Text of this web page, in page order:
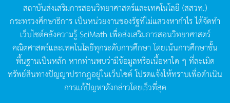
สถาบันส่งเสริมการสอนวิทยาศาสตร์และเทคโนโลยี (สสวท.)
กระทรวงศึกษาธิการ เป็นหน่วยงานของรัฐที่ไม่แสวงหากำไรได้จัดทำ
เว็บไซต์คลังความรู้SciMath เพื่อส่งเสริมการสอนวิทยาศาสตร์
คณิตศาสตร์และเทคโนโลยีทุกระดับการศึกษา โดยเน้นการศึกษาขั้น
พื้นฐานเป็นหลัก หากท่านพบว่ามีข้อมูลหรือเนื้อหาใด ๆ ที่ละเมิด
ทรัพย์สินทางปัญญาปรากฏอยู่ในเว็บไซต์โปรดแจ้งให้ทราบเพื่อดำเนิน
การแก้ปัญหาดังกล่าวโดยเร็วที่สุด